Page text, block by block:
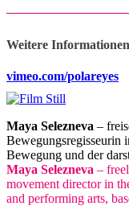
Weitere
vimeo.com/polareyes
Maya Selezneva –
Bewegungsregisseurin
Bewegung und der
Maya Selezneva –
movement director in
and performing arts,